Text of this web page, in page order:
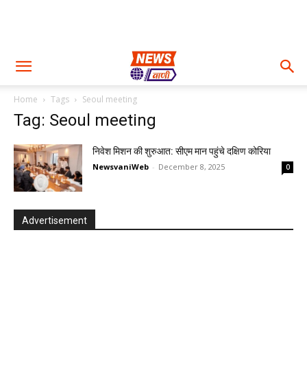
Home Tags Seoul meeting
Tag: Seoul meeting
निवेश मिशन की शुरुआत: सीएम मान पहुंचे दक्षिण कोरिया
NewsvaniWeb - December 8, 2025 0
Advertisement